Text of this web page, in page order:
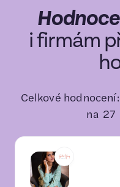
i firmám
Celkové hodnocení:
na 27